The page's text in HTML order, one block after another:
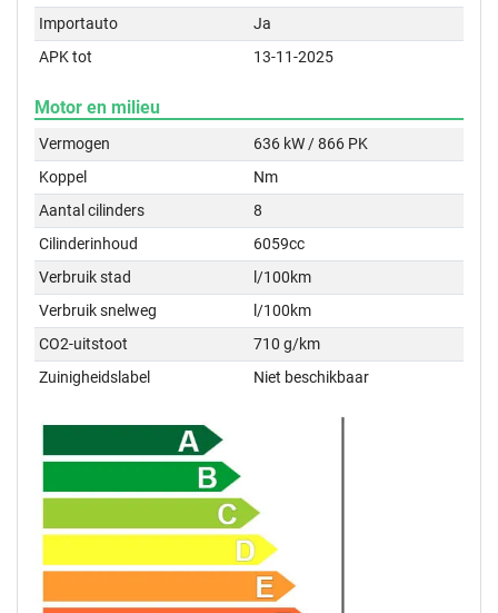
Importauto
Ja
APK tot
13-11-2025
Motor en milieu
Vermogen
636 kW / 866 PK
Koppel
Nm
Aantal cilinders
8
Cilinderinhoud
6059cc
Verbruik stad
l/100km
Verbruik snelweg
l/100km
CO2-uitstoot
710 g/km
Zuinigheidslabel
Niet beschikbaar